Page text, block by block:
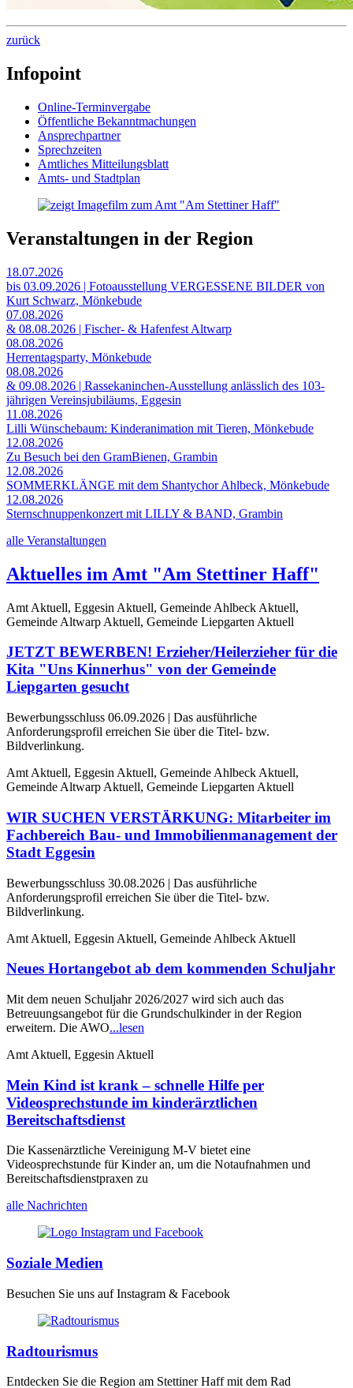
zurück
Infopoint
Online-Terminvergabe
Öffentliche Bekanntmachungen
Ansprechpartner
Sprechzeiten
Amtliches Mitteilungsblatt
Amts- und Stadtplan
Veranstaltungen in der Region
18.07.2026
bis 03.09.2026 | Fotoausstellung VERGESSENE BILDER von
Kurt Schwarz, Mönkebude
07.08.2026
& 08.08.2026 | Fischer- & Hafenfest Altwarp
08.08.2026
Herrentagsparty, Mönkebude
08.08.2026
& 09.08.2026 | Rassekaninchen-Ausstellung anlässlich des 103-
jährigen Vereinsjubiläums, Eggesin
11.08.2026
Lilli Wünschebaum: Kinderanimation mit Tieren, Mönkebude
12.08.2026
Zu Besuch bei den GramBienen, Grambin
12.08.2026
SOMMERKLÄNGE mit dem Shantychor Ahlbeck, Mönkebude
12.08.2026
Sternschnuppenkonzert mit LILLY & BAND, Grambin
alle Veranstaltungen
Aktuelles im Amt "Am Stettiner Haff"
Amt Aktuell, Eggesin Aktuell, Gemeinde Ahlbeck Aktuell,
Gemeinde Altwarp Aktuell, Gemeinde Liepgarten Aktuell
JETZT BEWERBEN! Erzieher/Heilerzieher für die
Kita "Uns Kinnerhus" von der Gemeinde
Liepgarten gesucht
Bewerbungsschluss 06.09.2026 | Das ausführliche
Anforderungsprofil erreichen Sie über die Titel- bzw.
Bildverlinkung.
Amt Aktuell, Eggesin Aktuell, Gemeinde Ahlbeck Aktuell,
Gemeinde Altwarp Aktuell, Gemeinde Liepgarten Aktuell
WIR SUCHEN VERSTÄRKUNG: Mitarbeiter im
Fachbereich Bau- und Immobilienmanagement der
Stadt Eggesin
Bewerbungsschluss 30.08.2026 | Das ausführliche
Anforderungsprofil erreichen Sie über die Titel- bzw.
Bildverlinkung.
Amt Aktuell, Eggesin Aktuell, Gemeinde Ahlbeck Aktuell
Neues Hortangebot ab dem kommenden Schuljahr
Mit dem neuen Schuljahr 2026/2027 wird sich auch das
Betreuungsangebot für die Grundschulkinder in der Region
erweitern. Die AWO...lesen
Amt Aktuell, Eggesin Aktuell
Mein Kind ist krank – schnelle Hilfe per
Videosprechstunde im kinderärztlichen
Bereitschaftsdienst
Die Kassenärztliche Vereinigung M-V bietet eine
Videosprechstunde für Kinder an, um die Notaufnahmen und
Bereitschaftsdienstpraxen zu
alle Nachrichten
Soziale Medien
Besuchen Sie uns auf Instagram & Facebook
Radtourismus
Entdecken Sie die Region am Stettiner Haff mit dem Rad